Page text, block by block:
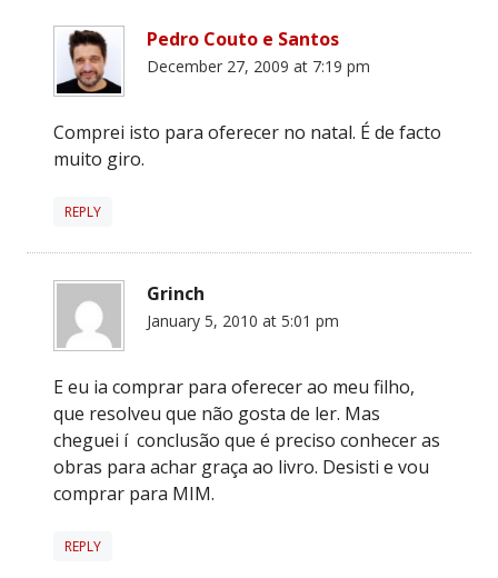
Pedro Couto e Santos
December 27, 2009 at 7:19 pm
Comprei isto para oferecer no natal. É de facto
muito giro.
REPLY
Grinch
January 5, 2010 at 5:01 pm
E eu ia comprar para oferecer ao meu filho,
que resolveu que não gosta de ler. Mas
cheguei í conclusão que é preciso conhecer as
obras para achar graça ao livro. Desisti e vou
comprar para MIM.
REPLY